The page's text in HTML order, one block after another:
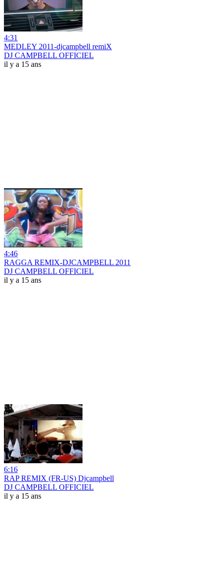
4:31
MEDLEY 2011-djcampbell remiX
DJ CAMPBELL OFFICIEL
il y a 15 ans
4:46
RAGGA REMIX-DJCAMPBELL 2011
DJ CAMPBELL OFFICIEL
il y a 15 ans
6:16
RAP REMIX (FR-US) Djcampbell
DJ CAMPBELL OFFICIEL
il y a 15 ans